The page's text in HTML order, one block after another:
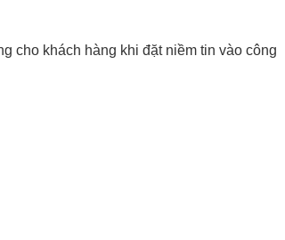
cho khách hàng khi đặt niềm tin vào công